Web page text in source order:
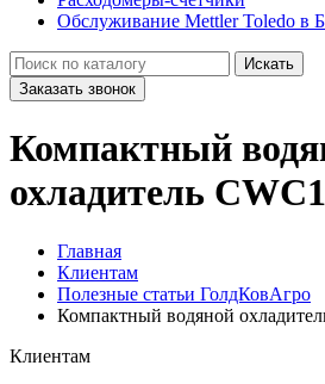
Обслуживание Mettler Toledo в
Искать
Заказать звонок
Компактный
охладитель
Главная
Клиентам
Полезные статьи ГолдКовАгро
Компактный водяной
Клиентам